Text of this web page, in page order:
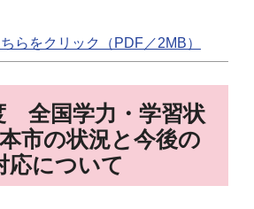
らをクリック（PDF／2MB）
全国学力・学習状
市の状況と今後の
応について